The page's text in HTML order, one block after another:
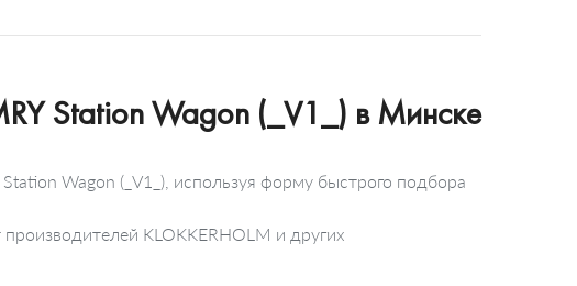
Station Wagon (_V1_) в Минске
Wagon (_V1_), используя форму быстрого подбора
KLOKKERHOLM и других